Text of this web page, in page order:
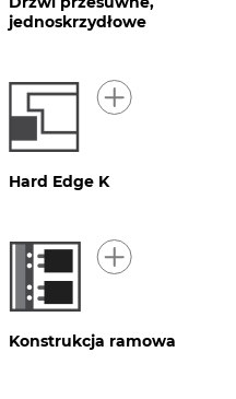
jednoskrzydłowe
Hard Edge K
Konstrukcja ramowa